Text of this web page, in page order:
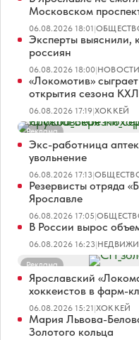
Московском
06.08.2026 18:01|
Эксперты выяснили,
россиян
06.08.2026 18:00|
«Локомотив»
открытия сезона КХЛ
06.08.2026 17:19|ХОККЕЙ
Реклама
Экс-работница
увольнение
06.08.2026 17:13|
Резервисты отряда
Ярославле
06.08.2026 17:05|
В России вырос
06.08.2026 16:23|
Реклама
Ярославский
хоккеистов в фарм-
06.08.2026 15:21|ХОККЕЙ
Мария Львова-
Золотого кольца